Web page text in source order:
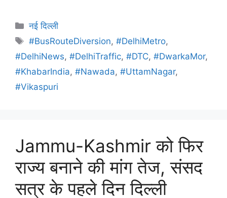
नई दिल्ली
#BusRouteDiversion,#DelhiMetro,
#DelhiNews, #DelhiTraffic, #DTC, #DwarkaMor,
#KhabarIndia, #Nawada, #UttamNagar,
#Vikaspuri
Jammu-Kashmir को फिर
राज्य बनाने की मांग तेज, संसद
सत्र के पहले दिन दिल्ली